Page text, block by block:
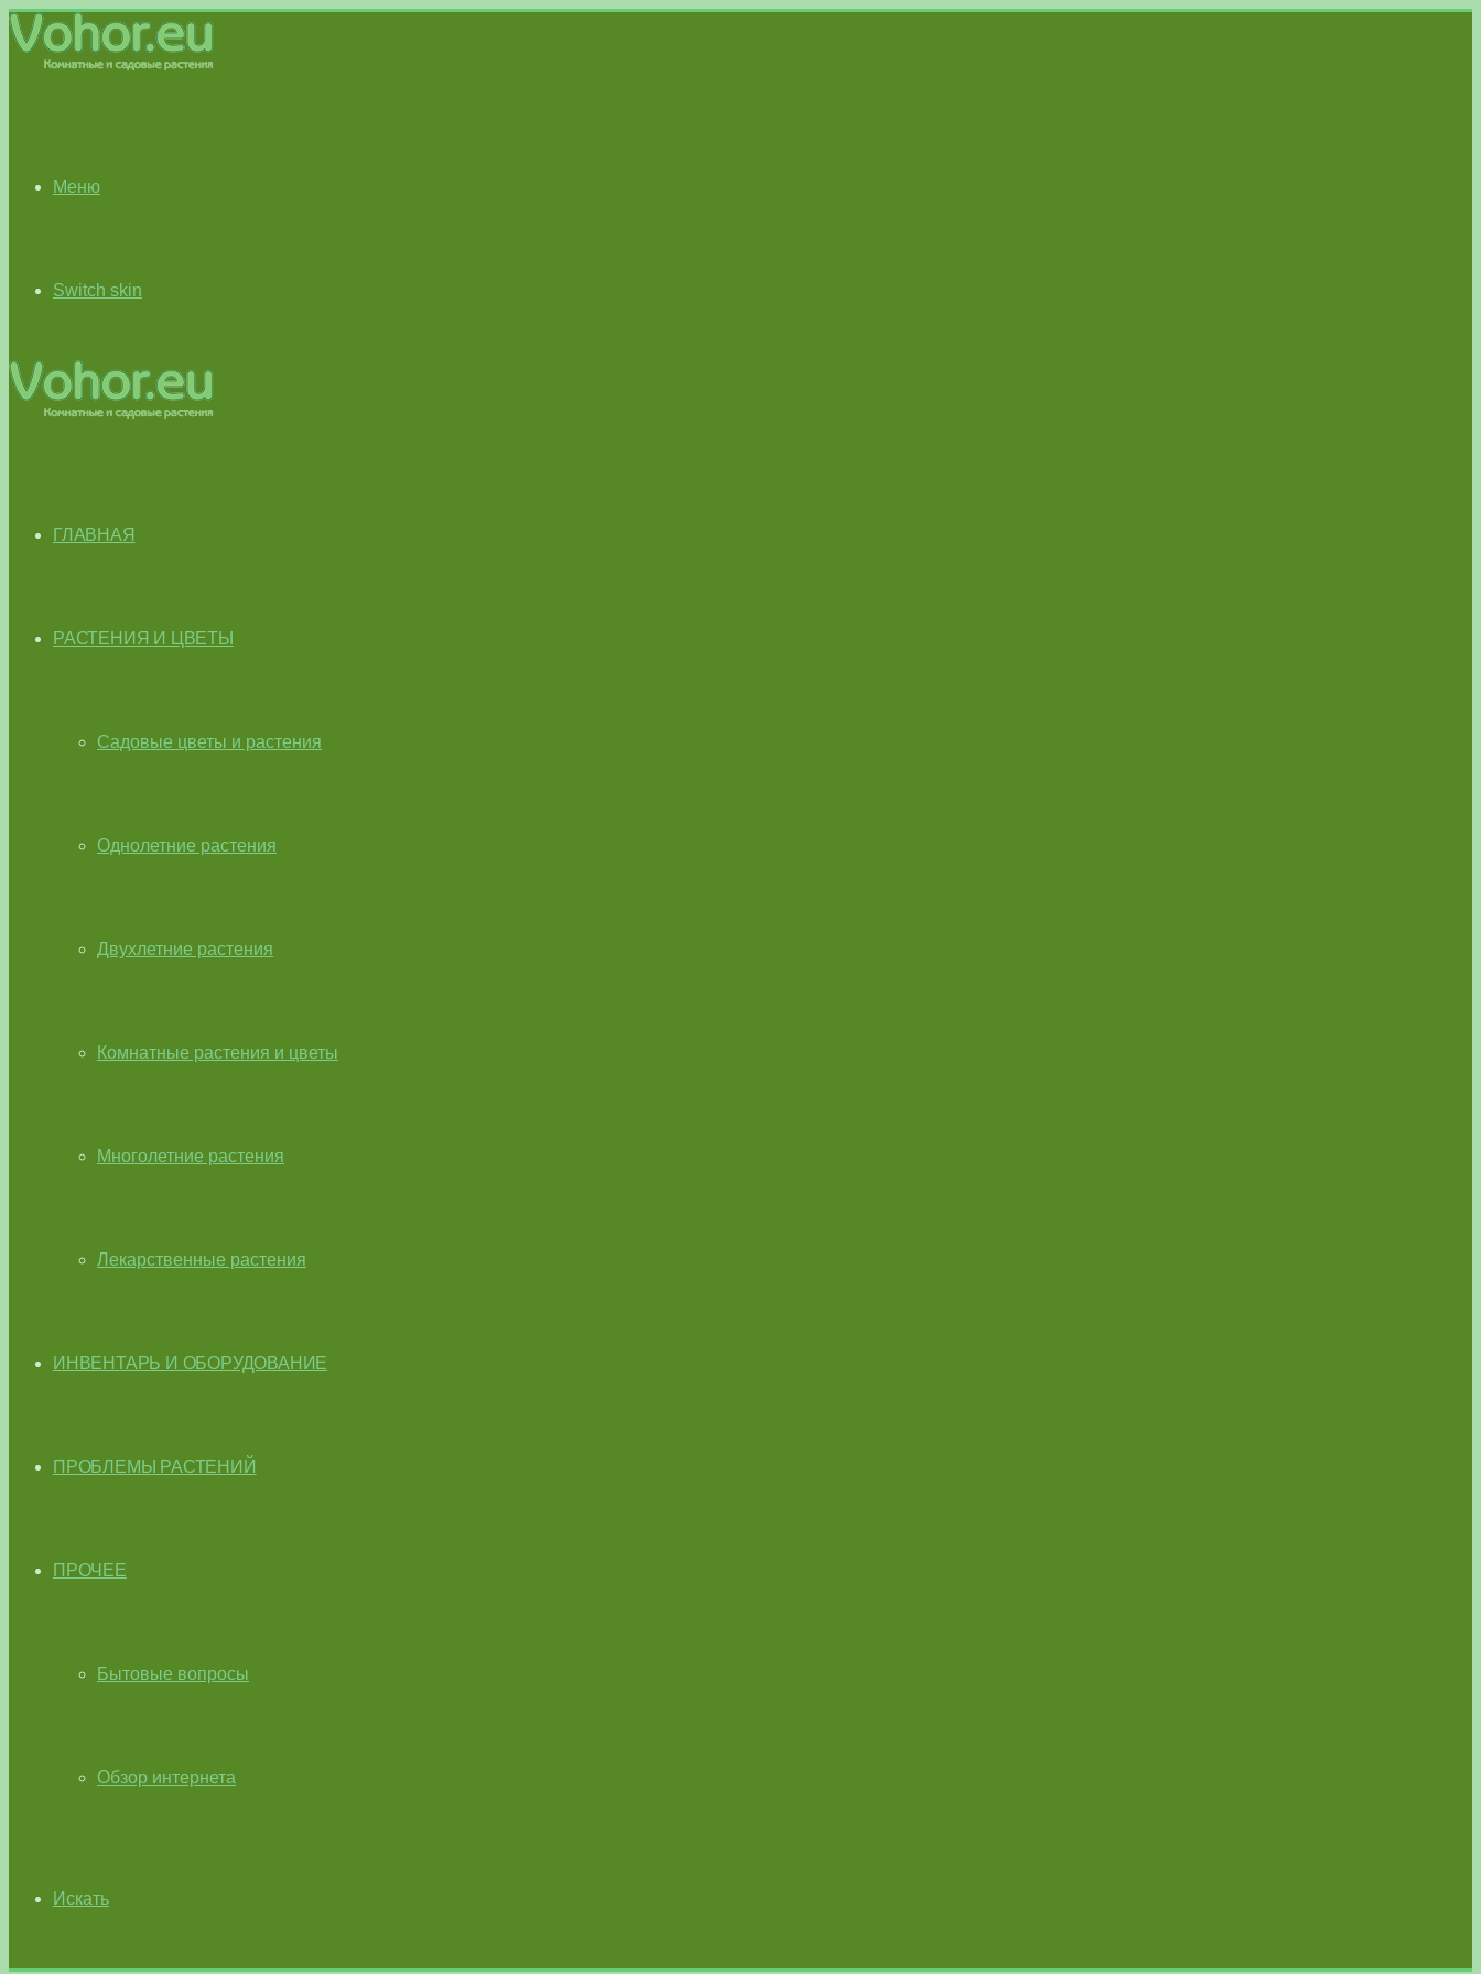
Меню
Switch skin
ГЛАВНАЯ
РАСТЕНИЯ И ЦВЕТЫ
Садовые цветы и растения
Однолетние растения
Двухлетние растения
Комнатные растения и цветы
Многолетние растения
Лекарственные растения
ИНВЕНТАРЬ И ОБОРУДОВАНИЕ
ПРОБЛЕМЫ РАСТЕНИЙ
ПРОЧЕЕ
Бытовые вопросы
Обзор интернета
Искать